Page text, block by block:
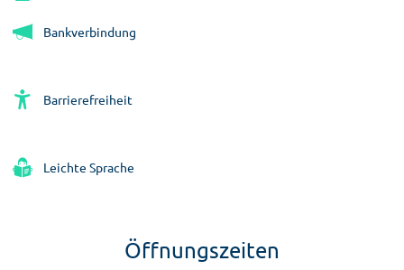
Bankverbindung
Barrierefreiheit
Leichte Sprache
Öffnungszeiten